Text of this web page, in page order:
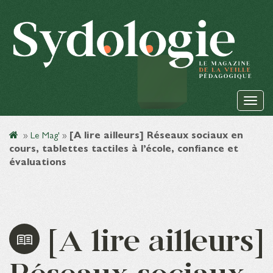
» Le Mag' » [A lire ailleurs] Réseaux sociaux en
cours, tablettes tactiles à l’école, confiance et
évaluations
[A lire ailleurs]